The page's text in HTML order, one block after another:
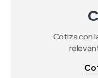
Cotiza con